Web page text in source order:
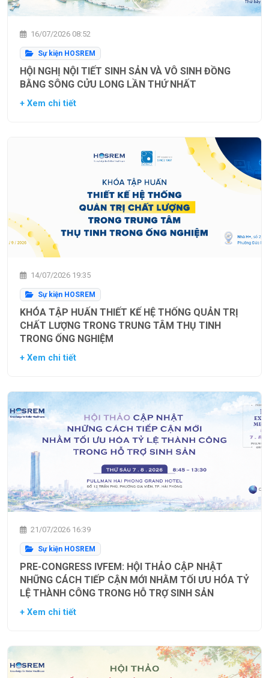
16/07/2026 08:52
Sự kiện HOSREM
HỘI NGHỊ NỘI TIẾT SINH SẢN VÀ VÔ SINH ĐỒNG
BẰNG SÔNG CỬU LONG LẦN THỨ NHẤT
+ Xem chi tiết
14/07/2026 19:35
Sự kiện HOSREM
KHÓA TẬP HUẤN THIẾT KẾ HỆ THỐNG QUẢN TRỊ
CHẤT LƯỢNG TRONG TRUNG TÂM THỤ TINH
TRONG ỐNG NGHIỆM
+ Xem chi tiết
21/07/2026 16:39
Sự kiện HOSREM
PRE-CONGRESS IVFEM: HỘI THẢO CẬP NHẬT
NHỮNG CÁCH TIẾP CẬN MỚI NHẰM TỐI ƯU HÓA TỶ
LỆ THÀNH CÔNG TRONG HỖ TRỢ SINH SẢN
+ Xem chi tiết